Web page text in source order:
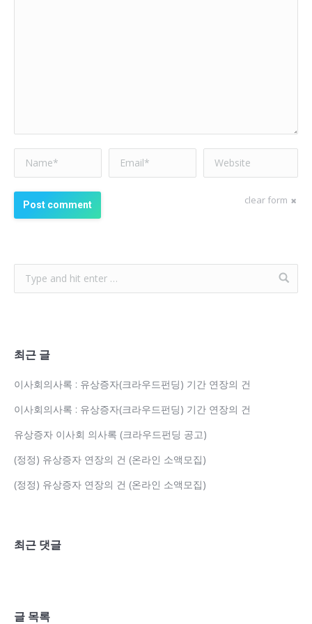
Name * Email * Website
clear form
Post comment
최근 글
이사회의사록 : 유상증자(크라우드펀딩) 기간 연장의 건
이사회의사록 : 유상증자(크라우드펀딩) 기간 연장의 건
유상증자 이사회 의사록 (크라우드펀딩 공고)
(정정) 유상증자 연장의 건 (온라인 소액모집)
(정정) 유상증자 연장의 건 (온라인 소액모집)
최근 댓글
글 목록